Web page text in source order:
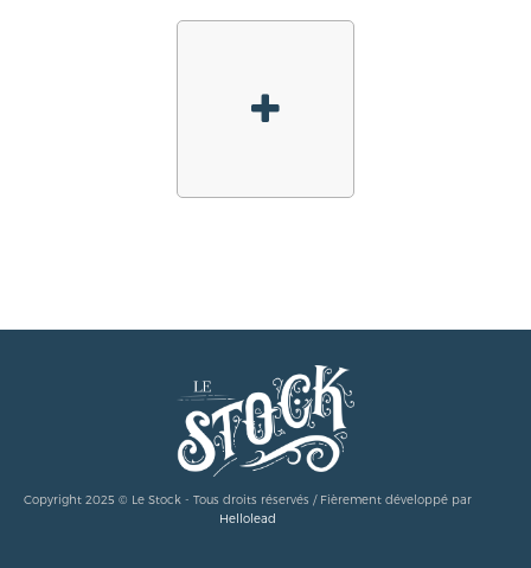
Copyright 2025 © Le Stock - Tous droits réservés / Fièrement développé par
Hellolead